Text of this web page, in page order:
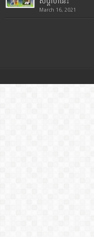
March 16, 2021